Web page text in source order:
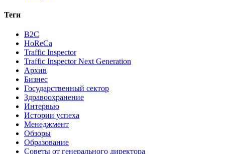
Теги
B2C
HoReCa
Traffic Inspector
Traffic Inspector Next Generation
Архив
Бизнес
Государственный сектор
Здравоохранение
Интервью
Истории успеха
Менеджмент
Обзоры
Образование
Советы от генерального директора